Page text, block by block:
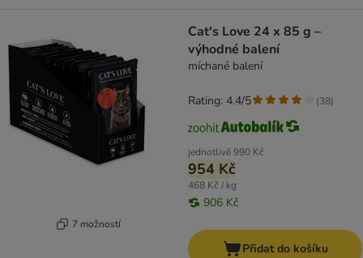
7 možností
Cat's Love 24 x 85 g –
výhodné balení
míchané balení
jednotlivě990 Kč
954 Kč
468 Kč / kg
906 Kč
Rating: 4.4/5 (38)
Přidat do košíku